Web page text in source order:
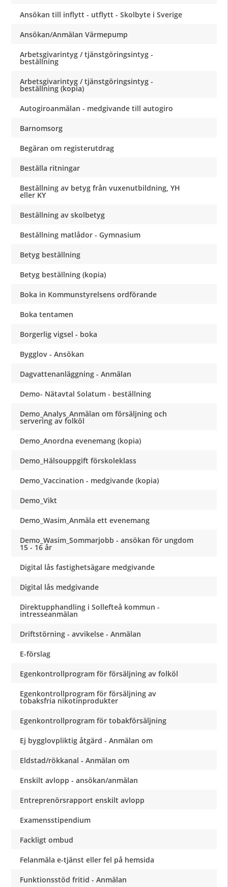
Ansökan till inflytt - utflytt - Skolbyte i Sverige
Ansökan/Anmälan Värmepump
Arbetsgivarintyg / tjänstgöringsintyg -
beställning
Arbetsgivarintyg / tjänstgöringsintyg -
beställning (kopia)
Autogiroanmälan - medgivande till autogiro
Barnomsorg
Begäran om registerutdrag
Beställa ritningar
Beställning av betyg från vuxenutbildning, YH
eller KY
Beställning av skolbetyg
Beställning matlådor - Gymnasium
Betyg beställning
Betyg beställning (kopia)
Boka in Kommunstyrelsens ordförande
Boka tentamen
Borgerlig vigsel - boka
Bygglov - Ansökan
Dagvattenanläggning - Anmälan
Demo- Nätavtal Solatum - beställning
Demo_Analys_Anmälan om försäljning och
servering av folköl
Demo_Anordna evenemang (kopia)
Demo_Hälsouppgift förskoleklass
Demo_Vaccination - medgivande (kopia)
Demo_Vikt
Demo_Wasim_Anmäla ett evenemang
Demo_Wasim_Sommarjobb - ansökan för ungdom
15 - 16 år
Digital lås fastighetsägare medgivande
Digital lås medgivande
Direktupphandling i Sollefteå kommun -
intresseanmälan
Driftstörning - avvikelse - Anmälan
E-förslag
Egenkontrollprogram för försäljning av folköl
Egenkontrollprogram för försäljning av
tobaksfria nikotinprodukter
Egenkontrollprogram för tobakförsäljning
Ej bygglovpliktig åtgärd - Anmälan om
Eldstad/rökkanal - Anmälan om
Enskilt avlopp - ansökan/anmälan
Entreprenörsrapport enskilt avlopp
Examensstipendium
Fackligt ombud
Felanmäla e-tjänst eller fel på hemsida
Funktionsstöd fritid - Anmälan